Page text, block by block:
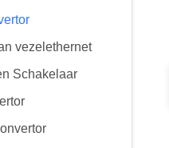
vezelethernet
Schakelaar